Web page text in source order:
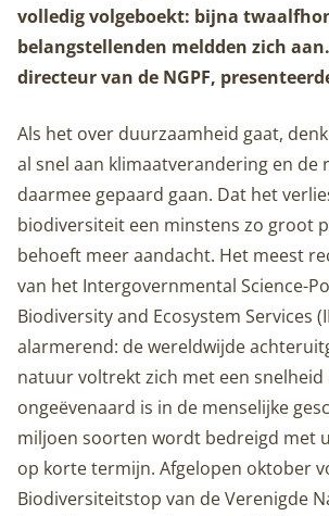
volledig volgeboekt: bijna
belangstellenden meldden zich
directeur van de NGPF,
Als het over duurzaamheid gaat,
al snel aan klimaatverandering en de
daarmee gepaard gaan. Dat het
biodiversiteit een minstens zo groot
behoeft meer aandacht. Het meest
van het Intergovernmental Science-
Biodiversity and Ecosystem Services
alarmerend: de wereldwijde
natuur voltrekt zich met een snelheid
ongeëvenaard is in de menselijke
miljoen soorten wordt bedreigd met
op korte termijn. Afgelopen oktober
Biodiversiteitstop van de Verenigde